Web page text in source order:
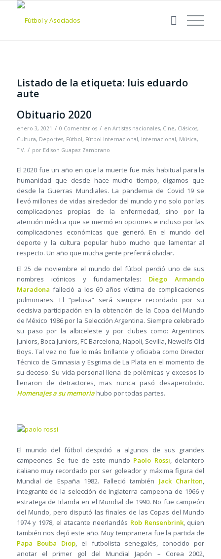
Listado de la etiqueta: luis eduardo
aute
Obituario 2020
enero 3, 2021 / 0 Comentarios / en Artistas nacionales, Cine, Clásicos,
Cultura, Deportes, Fútbol, Fútbol Internacional, Internacional, Música,
T.V. / por Edison Guapaz Zambrano
El 2020 fue un año en que la muerte fue más habitual para la
humanidad que desde hace mucho tiempo, digamos que
desde la Guerras Mundiales. La pandemia de Covid 19 se
llevó millones de vidas alrededor del mundo y no solo por las
complicaciones propias de la enfermedad, sino por la
atención médica que se mermó en opciones e incluso por las
complicaciones económicas que generó. En el mundo del
deporte y la cultura popular hubo mucho que lamentar al
respecto. Un año que mucha gente preferirá olvidar.
El 25 de noviembre el mundo del fútbol perdió uno de sus
nombres icónicos y fundamentales: Diego Armando
Maradona falleció a los 60 años víctima de complicaciones
pulmonares. El “pelusa” será siempre recordado por su
decisiva participación en la obtención de la Copa del Mundo
de México 1986 por la Selección Argentina. Siempre celebrado
su paso por la albiceleste y por clubes como: Argentinos
Juniors, Boca Juniors, FC Barcelona, Napoli, Sevilla, Newell’s Old
Boys. Tal vez no fue lo más brillante y oficiaba como Director
Técnico de Gimnasia y Esgrima de La Plata en el momento de
su deceso. Su vida personal llena de polémicas y excesos lo
llenaron de detractores, mas nunca pasó desapercibido.
Homenajes a su memoriahubo por todas partes.
El mundo del fútbol despidió a algunos de sus grandes
campeones. Se fue de este mundo Paolo Rossi, delantero
italiano muy recordado por ser goleador y máxima figura del
Mundial de España 1982. Falleció también Jack Charlton,
integrante de la selección de Inglaterra campeona de 1966 y
estratega de Irlanda en el Mundial de 1990. No fue campeón
del Mundo, pero disputó las finales de las Copas del Mundo
1974 y 1978, el atacante neerlandés Rob Rensenbrink, quien
también nos dejó este año. Muy tempranera fue la partida de
Papa Bouba Diop, el futbolista senegalés, conocido por
anotar el primer gol del Mundial Japón – Corea 2002,